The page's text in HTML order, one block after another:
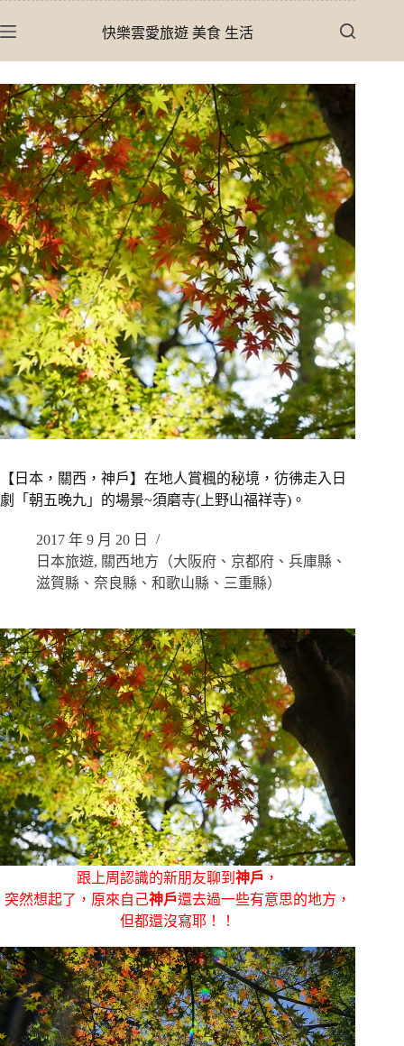
至
內
容
快樂雲愛旅遊 美食 生活
【日本，關西，神戶】在地人賞楓的秘境，彷彿走入日
劇「朝五晚九」的場景~須磨寺(上野山福祥寺)。
2017 年 9 月 20 日
日本旅遊, 關西地方（大阪府、京都府、兵庫縣、
滋賀縣、奈良縣、和歌山縣、三重縣）
跟上周認識的新朋友聊到神戶 ，
突然想起了，原來自己神戶還去過一些有意思的地方，
但都還沒寫耶！！